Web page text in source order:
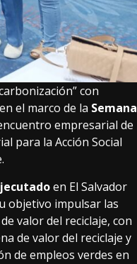
con
el marco de la Semana
empresarial de
para la Acción Social
en El Salvador
objetivo impulsar las
valor del reciclaje, con
de valor del reciclaje y
de empleos verdes en